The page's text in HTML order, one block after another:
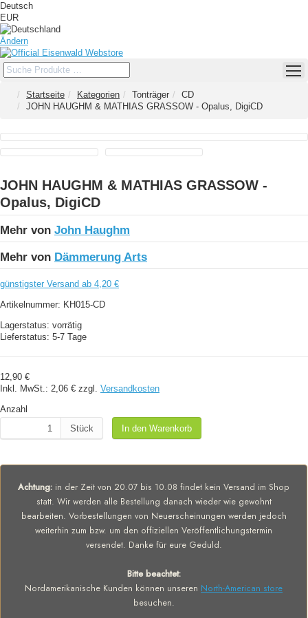
Deutsch
EUR
Ändern
Startseite Kategorien Tonträger
CD
JOHN HAUGHM & MATHIAS GRASSOW - Opalus, DigiCD
JOHN HAUGHM & MATHIAS GRASSOW -
Opalus, DigiCD
Mehr von John Haughm
Mehr von Dämmerung Arts
günstigster Versand ab 4,20 €
Artikelnummer: KH015-CD
Lagerstatus: vorrätig
Lieferstatus: 5-7 Tage
12,90 €
Inkl. MwSt.: 2,06 € zzgl. Versandkosten
Anzahl
Stück
In den Warenkorb
Achtung: in der Zeit von 20.07 bis 10.08 findet kein Versand im Shop
statt. Wir werden alle Bestellung danach wieder wie gewohnt
bearbeiten. Vorbestellungen von Neuerscheinungen werden jedoch
weiterhin zum bzw. um den offiziellen Veröffentlichungstermin
versendet. Danke für eure Geduld.
Bitte beachtet:
Nordamerikanische Kunden können unseren North-American store
besuchen.